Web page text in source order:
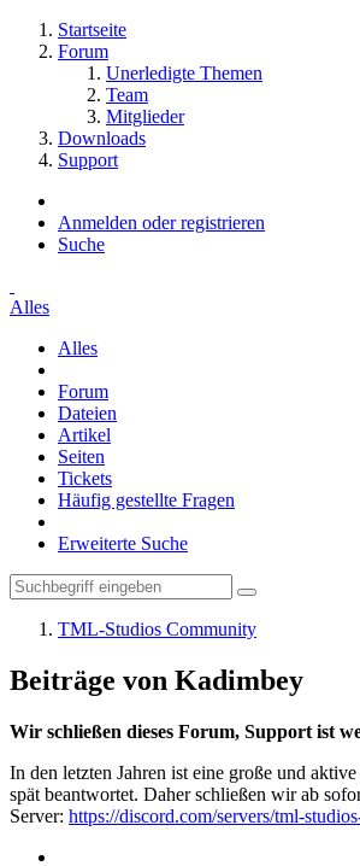
Startseite
Forum
Unerledigte Themen
Team
Mitglieder
Downloads
Support
Anmelden oder registrieren
Suche
Alles
Alles
Forum
Dateien
Artikel
Seiten
Tickets
Häufig gestellte Fragen
Erweiterte Suche
TML-Studios Community
Beiträge von Kadimbey
Wir schließen dieses Forum, Support ist
In den letzten Jahren ist eine große und
spät beantwortet. Daher schließen wir ab
Server: https://discord.com/servers/tml-